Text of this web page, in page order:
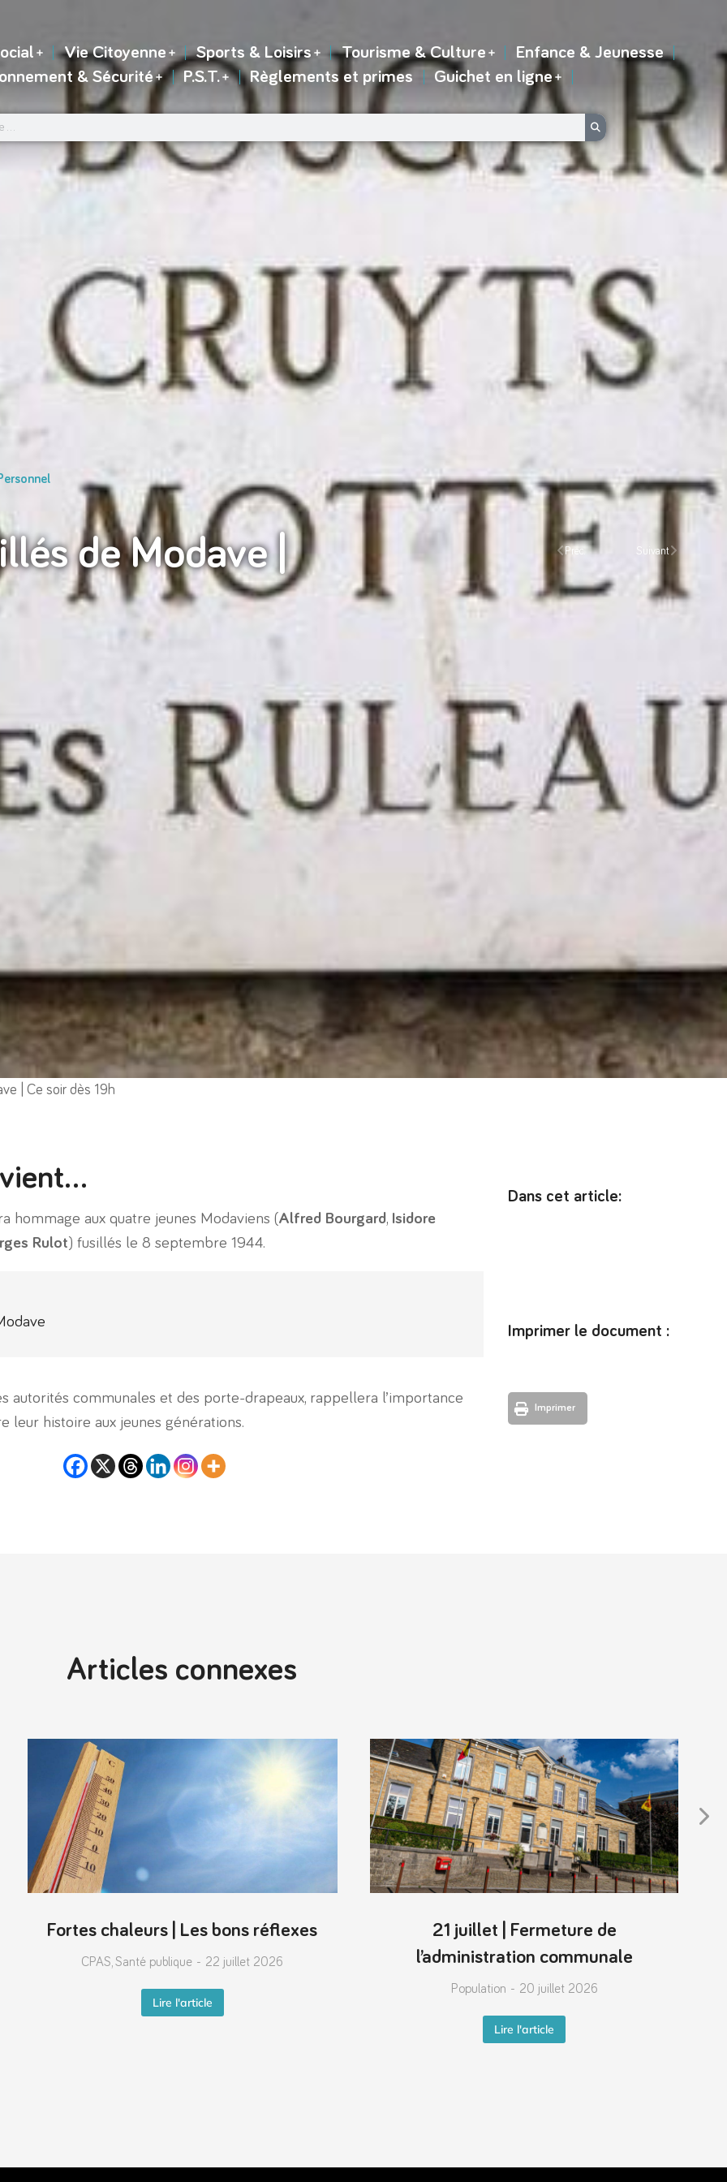
Vie Citoyenne Sports & Loisirs Tourisme & Culture
Enfance & Jeunesse
& Sécurité
P.S.T. Règlements et primes Guichet en ligne
de Modave |
Prec. Suivant
| Ce soir dès 19h
hommage aux quatre jeunes Modaviens (Alfred Bourgard, Isidore
Rulot) fusillés le 8 septembre 1944.
autorités communales et des porte-drapeaux, rappellera l’importance
leur histoire aux jeunes générations.
Dans cet article:
Imprimer le document :
Imprimer
Articles connexes
Fortes chaleurs | Les bons réflexes
CPAS,Santé publique 22 juillet 2026
Lire l'article
21 juillet | Fermeture de
l’administration communale
Population 20 juillet 2026
Lire l'article